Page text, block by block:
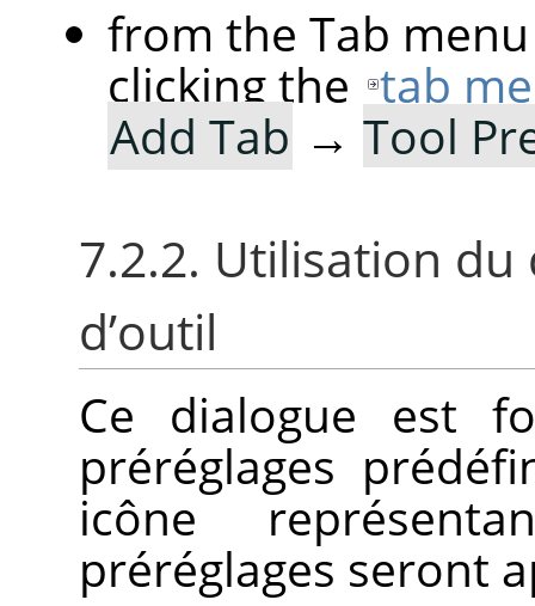
from the Tab
clicking the tab
Add Tab → Tool
7.2.2. Utilisation du
d’outil
Ce dialogue est
préréglages
icône
préréglages seront